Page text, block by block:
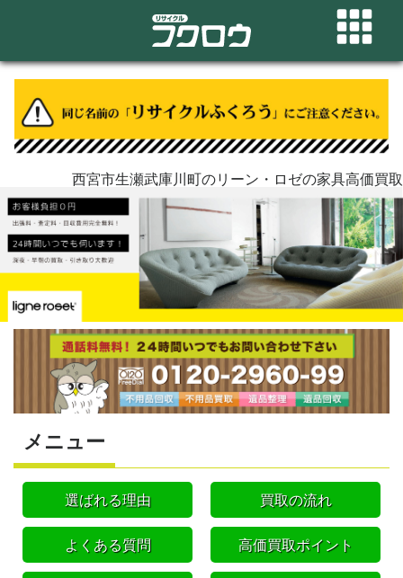
西宮市生瀬武庫川町のリーン・ロゼの家具高価買取
メニュー
選ばれる理由 買取の流れ
よくある質問 高価買取ポイント